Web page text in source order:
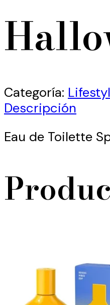
Categoría:
Descripción
Eau de Toilette